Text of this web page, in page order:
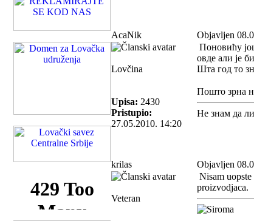
AcaNik Objavljen
Lovčina
Upisa: 2430
Pristupio:
27.05.2010. 14:20
Поновићу
овде али је
Шта год то
Пошто зрна
Не знам да
krilas Objavljen
Veteran
Nisam
proizvodjaca.